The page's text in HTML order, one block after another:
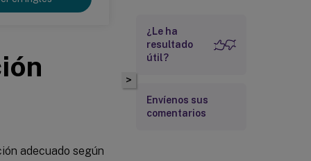
adecuado según
>
¿Le ha
resultado
útil?
Envíenos sus
comentarios